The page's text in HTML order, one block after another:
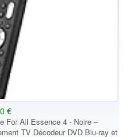
€
For All Essence 4 - Noire –
TV Décodeur DVD Blu-ray et